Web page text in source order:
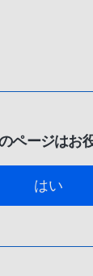
ページはお
はい